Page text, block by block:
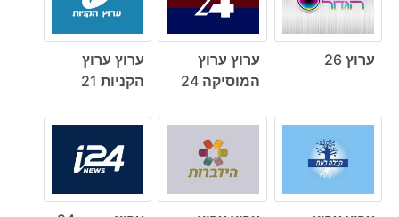
ערוץ 26
ערוץ ערוץ
המוסיקה 24
ערוץ ערוץ
הקניות 21